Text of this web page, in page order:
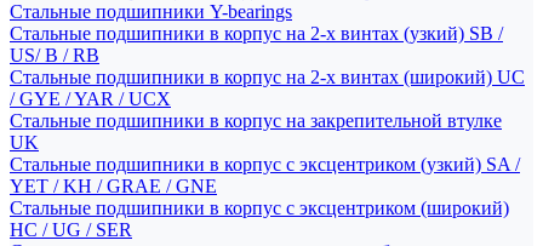
Стальные подшипники Y-bearings
Стальные подшипники в корпус на 2-х винтах (узкий) SB /
US/ B / RB
Стальные подшипники в корпус на 2-х винтах (широкий) UC
/ GYE / YAR / UCX
Стальные подшипники в корпус на закрепительной втулке
UK
Стальные подшипники в корпус с эксцентриком (узкий) SA /
YET / KH / GRAE / GNE
Стальные подшипники в корпус с эксцентриком (широкий)
HC / UG / SER